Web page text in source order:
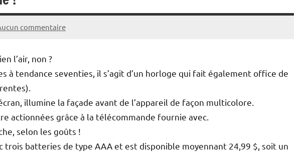
commentaire
l’air, non ?
à tendance seventies, il s’agit d’un horloge qui fait également office de
illumine la façade avant de l’appareil de façon multicolore.
actionnées grâce à la télécommande fournie avec.
selon les goûts !
trois batteries de type AAA et est disponible moyennant 24,99 $, soit un